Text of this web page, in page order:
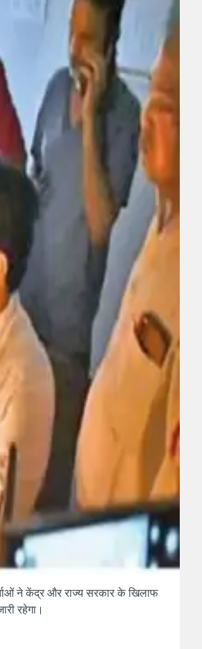
ने केंद्र और राज्य सरकार के खिलाफ
रहेगा।